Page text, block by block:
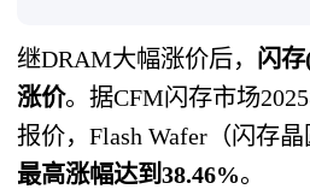
继DRAM大幅涨价后， 闪
涨价。据CFM闪存市场
报价，Flash Wafer（闪存
最高涨幅达到38.46%。